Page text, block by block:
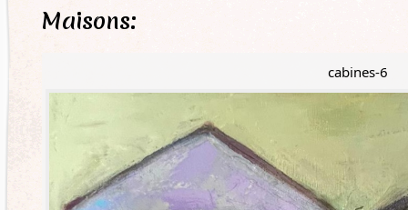
Maisons:
cabines-6